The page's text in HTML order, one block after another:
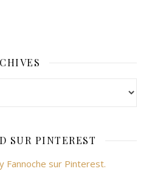
SUR PINTEREST
Fannoche sur Pinterest.